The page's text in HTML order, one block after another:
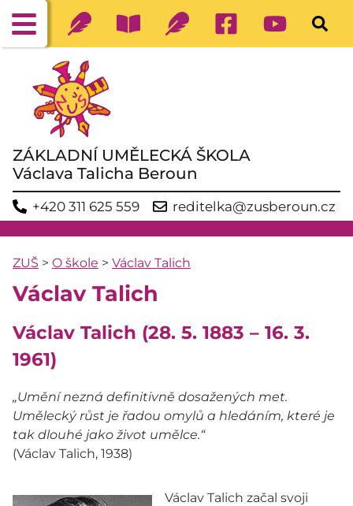
ZÁKLADNÍ UMĚLECKÁ ŠKOLA
Václava Talicha Beroun
+420 311 625 559 reditelka@zusberoun.cz
ZUŠ > O škole > Václav Talich
Václav Talich
Václav Talich (28. 5. 1883 – 16. 3.
1961)
„Umění nezná definitivně dosažených met.
Umělecký růst je řadou omylů a hledáním, které je
tak dlouhé jako život umělce.“
(Václav Talich, 1938)
Václav Talich začal svoji